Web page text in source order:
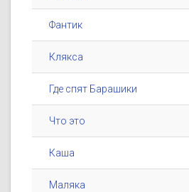
Фантик
Клякса
Где спят Барашики
Что это
Каша
Маляка